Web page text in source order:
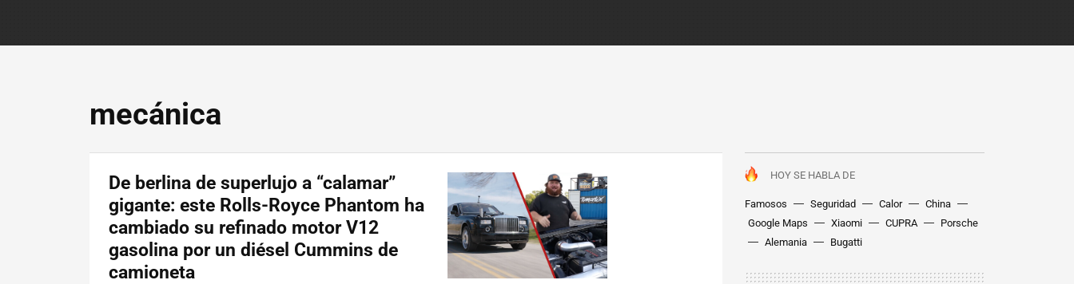
mecánica
HOY SE HABLA DE
Famosos Seguridad Calor
China
Google Maps
Xiaomi CUPRA
Porsche
Alemania
Bugatti
De berlina de superlujo a “calamar”
gigante: este Rolls-Royce Phantom ha
cambiado su refinado motor V12
gasolina por un diésel Cummins de
camioneta